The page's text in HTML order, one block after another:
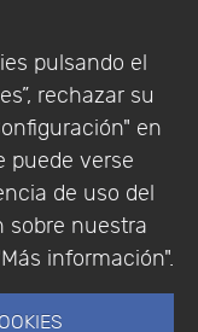
pulsando el
rechazar su
en
puede verse
de uso del
sobre nuestra
información".
Privacidad |
Software